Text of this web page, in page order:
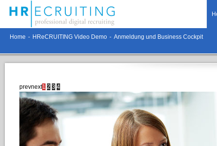
Home - HReCRUITING Video Demo - Anmeldung und Business Cockpit
prevnext1 2 3 4